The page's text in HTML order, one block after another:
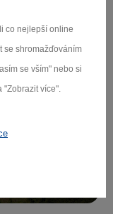
co nejlepší online
se shromažďováním
se vším" nebo si
"Zobrazit více".
newsletteru